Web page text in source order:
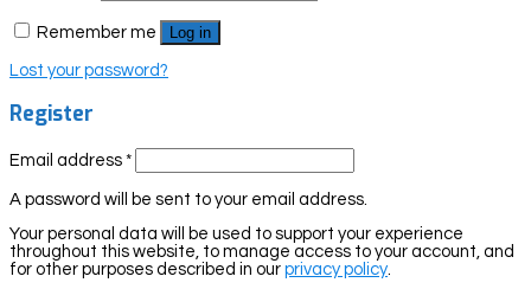
Remember me Log in
Lost your password?
Register
Email address *
A password will be sent to your email address.
Your personal data will be used to support your experience
throughout this website, to manage access to your account, and
for other purposes described in our privacy policy.